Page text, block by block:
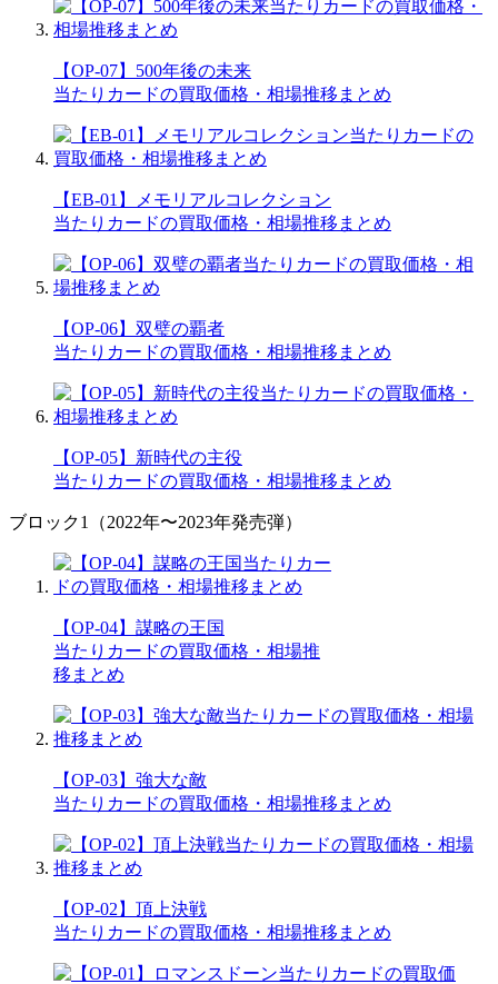
【OP-07】500年後の未来
当たりカードの買取価格・相場推移まとめ
【EB-01】メモリアルコレクション
当たりカードの買取価格・相場推移まとめ
【OP-06】双璧の覇者
当たりカードの買取価格・相場推移まとめ
【OP-05】新時代の主役
当たりカードの買取価格・相場推移まとめ
ブロック1（2022年〜2023年発売弾）
【OP-04】謀略の王国
当たりカードの買取価格・相場推
移まとめ
【OP-03】強大な敵
当たりカードの買取価格・相場推移まとめ
【OP-02】頂上決戦
当たりカードの買取価格・相場推移まとめ